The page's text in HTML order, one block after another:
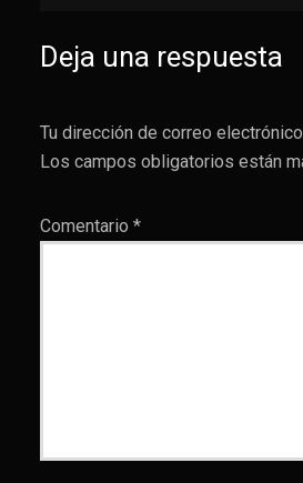
Deja una respuesta
Tu dirección de correo
Los campos obligatorios están
Comentario *